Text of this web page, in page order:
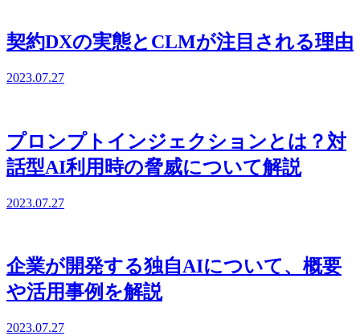
契約DXの実態とCLMが注目される理由
2023.07.27
プロンプトインジェクションとは？対
話型AI利用時の脅威について解説
2023.07.27
企業が開発する独自AIについて、概要
や活用事例を解説
2023.07.27